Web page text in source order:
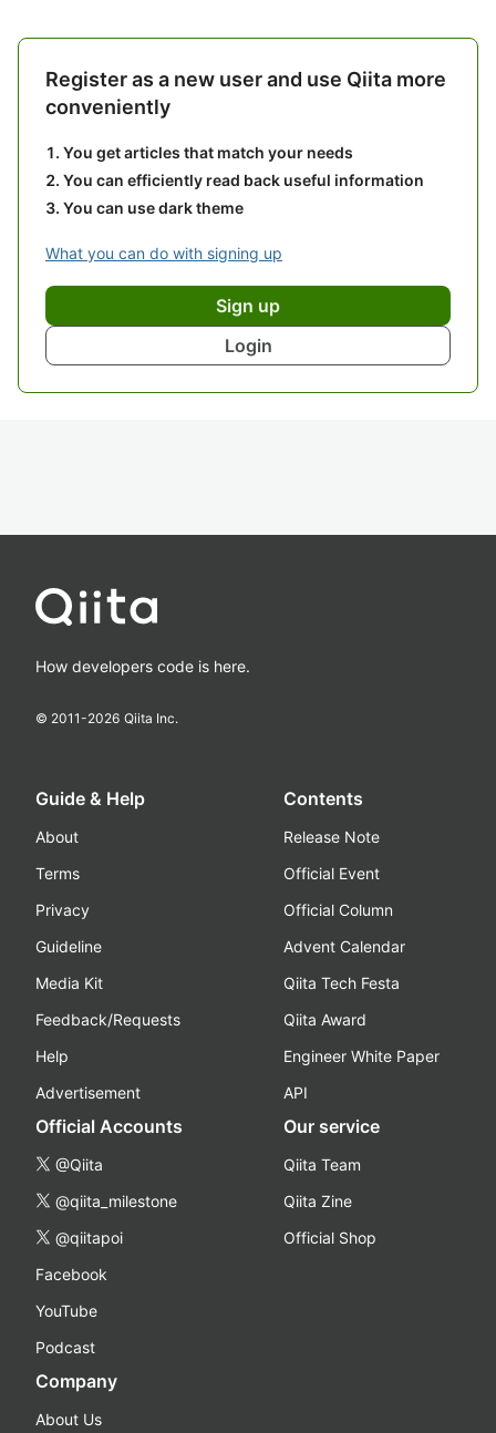
Register as a new user and use Qiita more
conveniently
You get articles that match your needs
You can efficiently read back useful information
You can use dark theme
What you can do with signing up
Sign up
Login
How developers code is here.
© 2011-2026 Qiita Inc.
Guide & Help
About
Terms
Privacy
Guideline
Media Kit
Feedback/Requests
Help
Advertisement
Contents
Release Note
Official Event
Official Column
Advent Calendar
Qiita Tech Festa
Qiita Award
Engineer White Paper
API
Official Accounts
@Qiita
@qiita_milestone
@qiitapoi
Facebook
YouTube
Podcast
Our service
Qiita Team
Qiita Zine
Official Shop
Company
About Us